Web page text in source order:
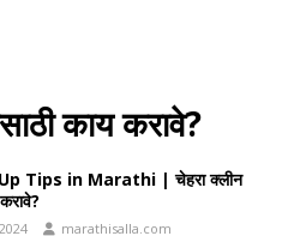
काय करावे?
Tips in Marathi | चेहरा क्लीन
marathisalla.com